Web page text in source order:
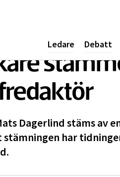
Ledare Debatt
Dagerlind stäms av
stämningen har